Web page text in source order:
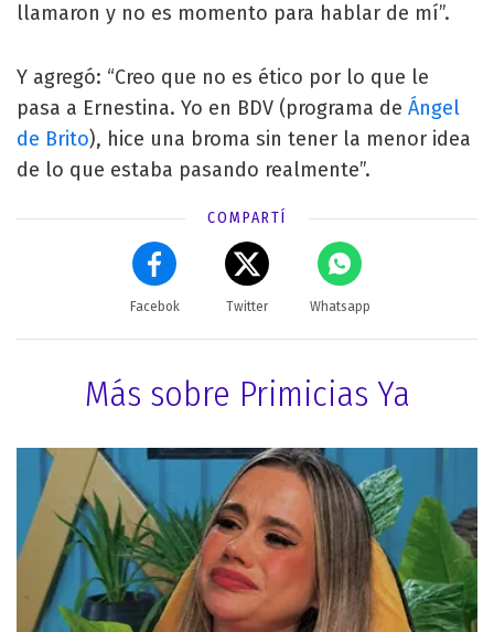
llamaron y no es momento para hablar de mí”.
Y agregó: “Creo que no es ético por lo que le
pasa a Ernestina. Yo en BDV (programa de Ángel
de Brito), hice una broma sin tener la menor idea
de lo que estaba pasando realmente”.
COMPARTÍ
Facebok Twitter Whatsapp
Más sobre Primicias Ya